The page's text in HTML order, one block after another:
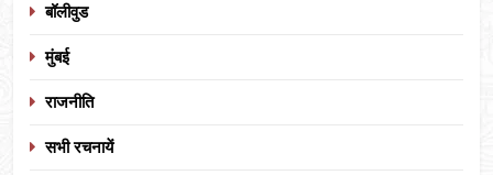
बॉलीवुड
मुंबई
राजनीति
सभी रचनायें